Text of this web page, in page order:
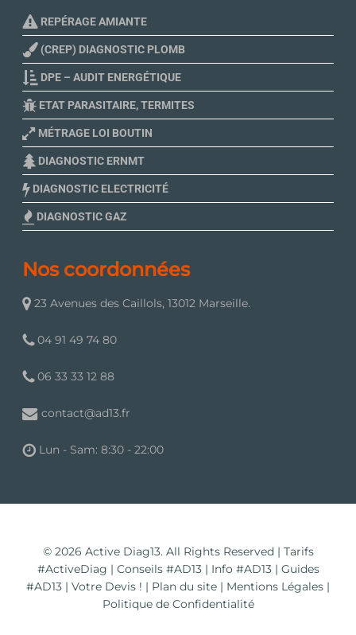
REPÉRAGE AMIANTE
(CREP) DIAGNOSTIC PLOMB
DPE – AUDIT ENERGÉTIQUE
ETAT PARASITAIRE, TERMITES
MÉTRAGE LOI BOUTIN
DIAGNOSTIC ERNMT
DIAGNOSTIC ELECTRICITÉ
DIAGNOSTIC GAZ
Nos coordonnées
23 Avenues des Caillols, 13012 Marseille.
04 91 49 74 80
06 33 33 12 88
contact@ad13.fr
Lun - Sam: 8:30 - 22:00
© 2026 Active Diag13. All Rights Reserved | Tarifs
#ActiveDiag | Conseils #AD13| Info #AD13| Guides
#AD13 | Votre Devis ! | Plan du site | Mentions Légales |
Politique de Confidentialité